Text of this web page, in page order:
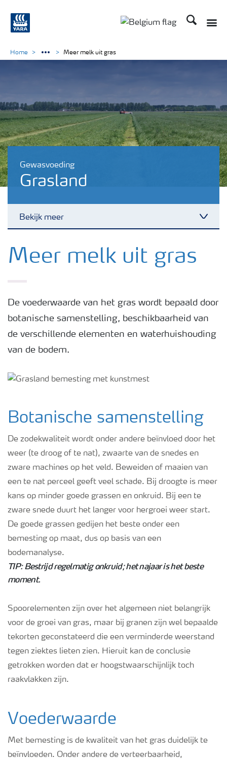
Zoek op
Gewasvoeding
Grasland
Bekijk meer
Nieuwsbrieven
Toolbox
Grow the future
Meststoffen veiligheid
Podcasts
Home Meer melk uit gras
Meer melk uit gras
De voederwaarde van het gras wordt bepaald door
botanische samenstelling, beschikbaarheid van
de verschillende elementen en waterhuishouding
van de bodem.
Botanische samenstelling
De zodekwaliteit wordt onder andere beïnvloed door het
weer (te droog of te nat), zwaarte van de snedes en
zware machines op het veld. Beweiden of maaien van
een te nat perceel geeft veel schade. Bij droogte is meer
kans op minder goede grassen en onkruid. Bij een te
zware snede duurt het langer voor hergroei weer start.
De goede grassen gedijen het beste onder een
bemesting op maat, dus op basis van een
bodemanalyse.
TIP: Bestrijd regelmatig onkruid; het najaar is het beste
moment.
Spoorelementen zijn over het algemeen niet belangrijk
voor de groei van gras, maar bij granen zijn wel bepaalde
tekorten geconstateerd die een verminderde weerstand
tegen ziektes lieten zien. Hieruit kan de conclusie
getrokken worden dat er hoogstwaarschijnlijk toch
raakvlakken zijn.
Voederwaarde
Met bemesting is de kwaliteit van het gras duidelijk te
beïnvloeden. Onder andere de verteerbaarheid,